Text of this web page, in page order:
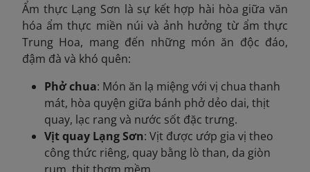
Ẩm thực Lạng Sơn là sự kết hợp hài hòa giữa văn
hóa ẩm thực miền núi và ảnh hưởng từ ẩm thực
Trung Hoa, mang đến những món ăn độc đáo,
đậm đà và khó quên:
Phở chua: Món ăn lạ miệng với vị chua thanh
mát, hòa quyện giữa bánh phở dẻo dai, thịt
quay, lạc rang và nước sốt đặc trưng.
Vịt quay Lạng Sơn: Vịt được ướp gia vị theo
công thức riêng, quay bằng lò than, da giòn